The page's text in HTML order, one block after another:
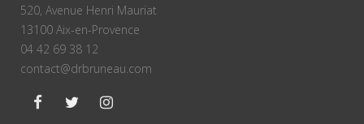
520, Avenue Henri Mauriat
13100 Aix-en-Provence
04 42 69 38 12
contact@drbruneau.com